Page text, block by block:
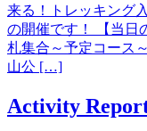
来る！トレッキング
の開催です！ 【当日
札集合～予定コー
山公 […]
Activity